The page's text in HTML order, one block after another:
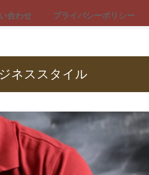
合わせ プライバシーポリシー
ネススタイル